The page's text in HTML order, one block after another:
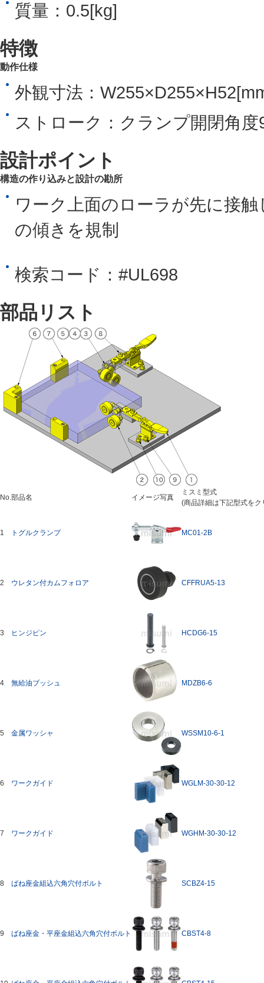
質量：0.5[kg]
特徴
動作仕様
外観寸法：
ストローク：クランプ開閉角度
設計ポイント
構造の作り込みと設計の勘所
ワーク上面のローラが先に接
の傾きを規制
検索コード：#UL698
部品リスト
No.部品名 イメージ写真
ミスミ型式
(商品詳細は下記型式をク
1 トグルクランプ MC01-2B
2 ウレタン付カムフォロア CFFRUA5-13
3 ヒンジピン HCDG6-15
4 無給油ブッシュ MDZB6-6
5 金属ワッシャ WSSM10-6-1
6 ワークガイド WGLM-30-30-12
7 ワークガイド WGHM-30-30-12
8 ばね座金組込六角穴付ボルト SCBZ4-15
9 ばね座金・平座金組込六角穴付ボルト CBST4-8